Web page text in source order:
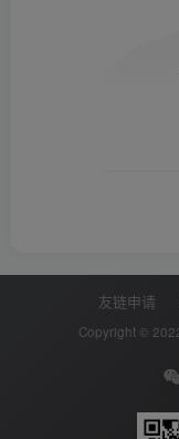
友链申请
Copyright ©